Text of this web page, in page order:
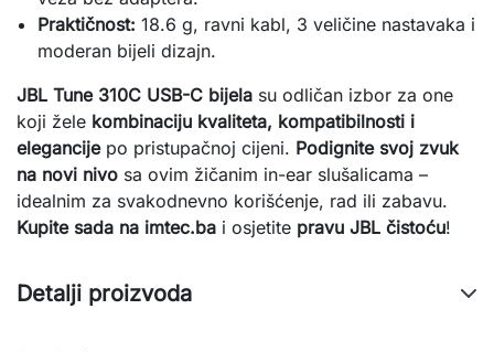
Praktičnost: 18.6 g, ravni kabl, 3 veličine nastavaka i
moderan bijeli dizajn.
JBL Tune 310C USB-C bijela su odličan izbor za one
koji žele kombinaciju kvaliteta, kompatibilnosti i
elegancije po pristupačnoj cijeni. Podignite svoj zvuk
na novi nivo sa ovim žičanim in-ear slušalicama –
Kupite sada na imtec.ba i osjetite pravu JBL čistoću!
Detalji proizvoda